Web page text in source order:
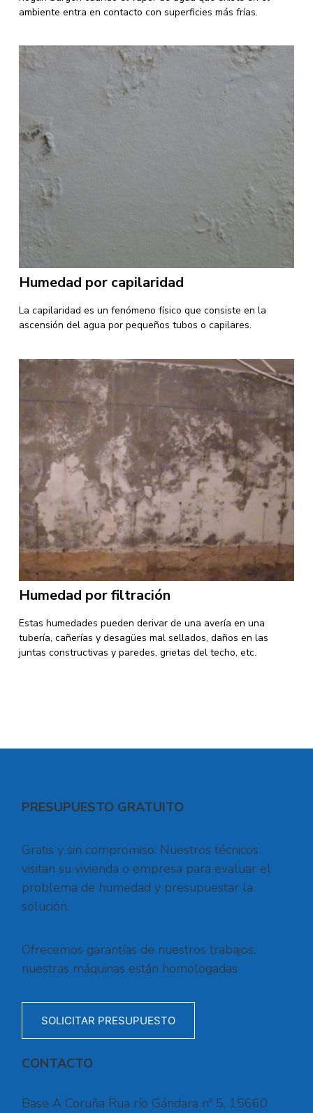
ambiente entra en contacto con superficies más frías.
Humedad por capilaridad
La capilaridad es un fenómeno físico que consiste en la
ascensión del agua por pequeños tubos o capilares.
Humedad por filtración
Estas humedades pueden derivar de una avería en una
tubería, cañerías y desagües mal sellados, daños en las
juntas constructivas y paredes, grietas del techo, etc.
PRESUPUESTO GRATUITO
Gratis y sin compromiso. Nuestros técnicos
visitan su vivienda o empresa para evaluar el
problema de humedad y presupuestar la
solución.
Ofrecemos garantías de nuestros trabajos,
nuestras máquinas están homologadas
SOLICITAR PRESUPUESTO
CONTACTO
Base A Coruña Rua río Gándara nº 5, 15660